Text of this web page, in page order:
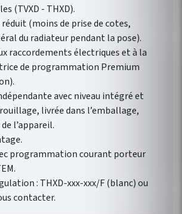
(TVXD - THXD).
réduit (moins de prise de cotes,
du radiateur pendant la pose).
raccordements électriques et à la
de programmation Premium
avec niveau intégré et
livrée dans l’emballage,
l’appareil.
programmation courant porteur
: THXD-xxx-xxx/F (blanc) ou
contacter.